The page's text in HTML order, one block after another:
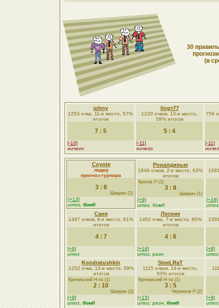
30
(в
johny
1253 очка, 11-е место, 57%
итогов
7 : 5
[-10]
ничего
борт77
1220 очков, 13-е место,
59% итогов
5 : 4
[-11]
ничего
756
[-11]
Coyote
лидер
прогноз-турнира
3 : 8
Шаврин (2)
[+13]
итог, бомб
Роналдинью
1848 очков, 2-е место, 63%
итогов
Кретов Р (1)
3 : 8
Шаврин (1)
[+9]
итог, бомб
[+18]
Саня
1487 очков, 6-е место, 61%
итогов
4 : 7
[+9]
итог
Лесник
1462 очка, 7-е место, 60%
итогов
4 : 6
[+16]
итог, разн
[+8]
итог
Kondratushkin
1252 очка, 12-е место, 59%
итогов
Кричевский Н-та (1)
2 : 10
Шаврин (3)
[+9]
итог, бомб
SteeLRaT
1115 очков, 14-е место,
63% итогов
Кричевский Н-та (1)
3 : 5
Черников Р (2)
[+15]
итог, разн, бомб
[+9]